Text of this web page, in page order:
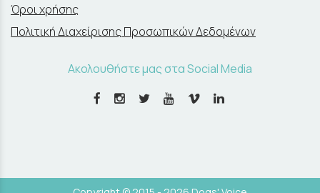
Όροι χρήσης
Πολιτική Διαχείρισης Προσωπικών Δεδομένων
Ακολουθήστε μας στα Social Media